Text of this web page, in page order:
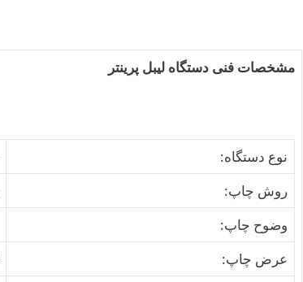
مشخصات فنی دستگاه لیبل پرینتر
نوع دستگاه:
روش چاپ:
وضوح چاپ:
عرض چاپ: